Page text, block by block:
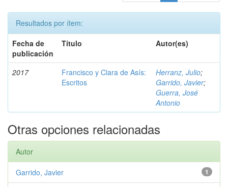
Resultados por ítem:
Fecha de
publicación
Título Autor(es)
2017
Francisco y Clara de Asís:
Escritos
Herranz, Julio;
Garrido, Javier;
Guerra, José
Antonio
Otras opciones relacionadas
Autor
1
Garrido, Javier